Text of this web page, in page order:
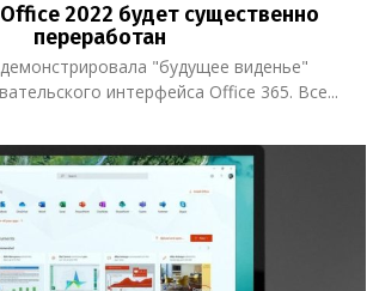
2022 будет существенно
переработан
"будущее виденье"
развития пользовательского интерфейса Office 365. Все...